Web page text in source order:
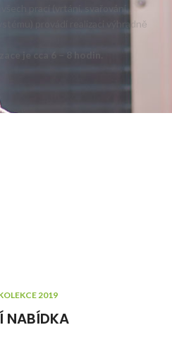
prací (vrtání, svařování,
provádí realizaci výhradně
je cca 6 – 8 hodin.
2019
NABÍDKA